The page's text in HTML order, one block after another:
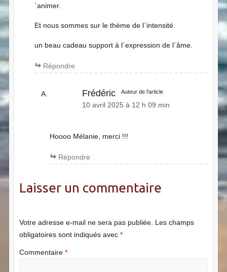
´animer.
Et nous sommes sur le thème de l´intensité.
un beau cadeau support à l´expression de l´âme.
Répondre
Frédéric Auteur de l'article
10 avril 2025 à 12 h 09 min
Hoooo Mélanie, merci !!!
Répondre
Laisser un commentaire
Votre adresse e-mail ne sera pas publiée. Les champs
obligatoires sont indiqués avec *
Commentaire *